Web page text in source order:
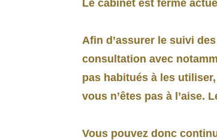
Le cabinet est fermé
Afin d’assurer le suivi
consultation avec
pas habitués à les
vous n’êtes pas à l’aise.
Vous pouvez donc